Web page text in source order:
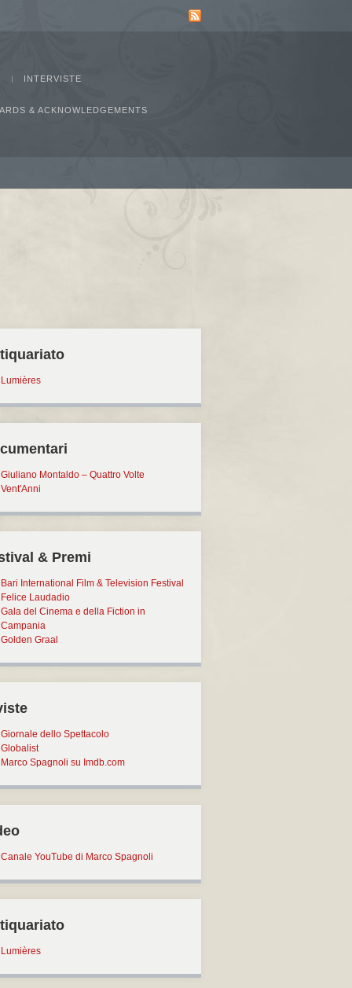
INTERVISTE
& ACKNOWLEDGEMENTS
Lumières
Giuliano Montaldo – Quattro Volte
Vent'Anni
& Premi
Bari International Film & Television Festival
Felice Laudadio
Gala del Cinema e della Fiction in
Campania
Golden Graal
Giornale dello Spettacolo
Globalist
Marco Spagnoli su Imdb.com
Canale YouTube di Marco Spagnoli
Lumières